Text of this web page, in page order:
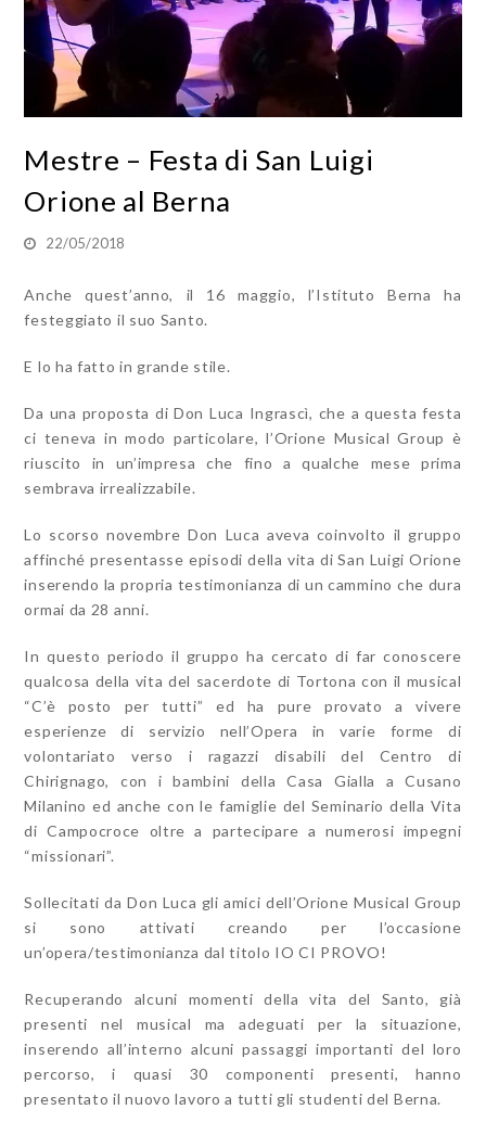
Mestre – Festa di San Luigi
Orione al Berna
22/05/2018
Anche quest’anno, il 16 maggio, l’Istituto Berna ha
festeggiato il suo Santo.
E lo ha fatto in grande stile.
Da una proposta di Don Luca Ingrascì, che a questa festa
ci teneva in modo particolare, l’Orione Musical Group è
riuscito in un’impresa che fino a qualche mese prima
sembrava irrealizzabile.
Lo scorso novembre Don Luca aveva coinvolto il gruppo
affinché presentasse episodi della vita di San Luigi Orione
inserendo la propria testimonianza di un cammino che dura
ormai da 28 anni.
In questo periodo il gruppo ha cercato di far conoscere
qualcosa della vita del sacerdote di Tortona con il musical
“C’è posto per tutti” ed ha pure provato a vivere
esperienze di servizio nell’Opera in varie forme di
volontariato verso i ragazzi disabili del Centro di
Chirignago, con i bambini della Casa Gialla a Cusano
Milanino ed anche con le famiglie del Seminario della Vita
di Campocroce oltre a partecipare a numerosi impegni
“missionari”.
Sollecitati da Don Luca gli amici dell’Orione Musical Group
si sono attivati creando per l’occasione
un’opera/testimonianza dal titolo IO CI PROVO!
Recuperando alcuni momenti della vita del Santo, già
presenti nel musical ma adeguati per la situazione,
inserendo all’interno alcuni passaggi importanti del loro
percorso, i quasi 30 componenti presenti, hanno
presentato il nuovo lavoro a tutti gli studenti del Berna.